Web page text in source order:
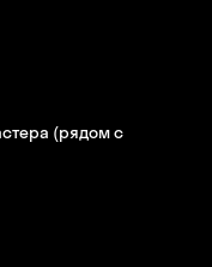
(рядом с